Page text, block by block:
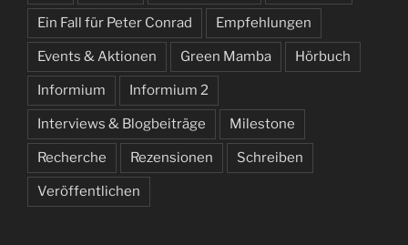
Ein Fall für Peter Conrad Empfehlungen
Events & Aktionen Green Mamba Hörbuch
Informium Informium 2
Interviews & Blogbeiträge Milestone
Recherche Rezensionen Schreiben
Veröffentlichen